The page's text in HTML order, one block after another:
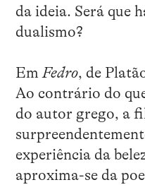
da ideia. Será que
dualismo?
Em Fedro, de
Ao contrário do
do autor grego, a
experiência da
aproxima-se da